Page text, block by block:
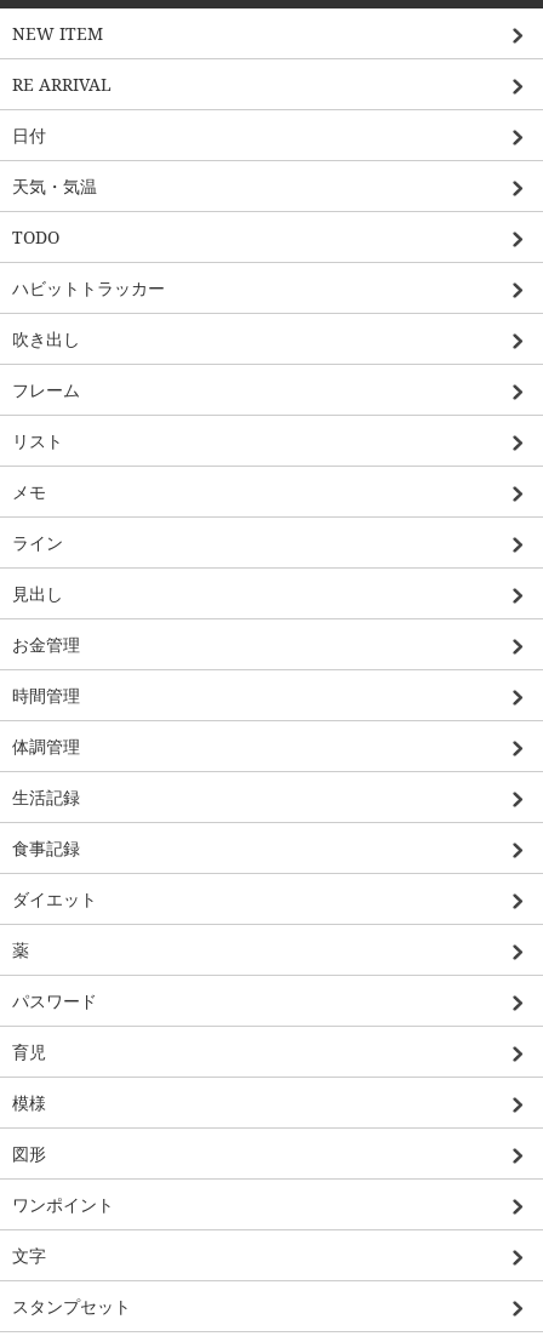
NEW ITEM
RE ARRIVAL
日付
天気・気温
TODO
ハビットトラッカー
吹き出し
フレーム
リスト
メモ
ライン
見出し
お金管理
時間管理
体調管理
生活記録
食事記録
ダイエット
薬
パスワード
育児
模様
図形
ワンポイント
文字
スタンプセット